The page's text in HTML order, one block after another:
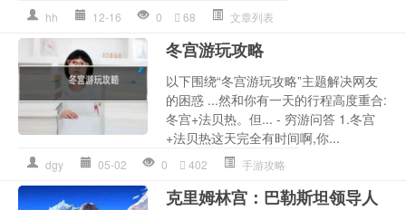
hh 12-16 0 68 文章列表
冬宫游玩攻略
以下围绕“冬宫游玩攻略”主题解决网友
的困惑 ...然和你有一天的行程高度重合:
冬宫+法贝热。但... - 穷游问答 1.冬宫
+法贝热这天完全有时间啊,你...
dgy 05-02 0 402 手游攻略
克里姆林宫：巴勒斯坦领导人